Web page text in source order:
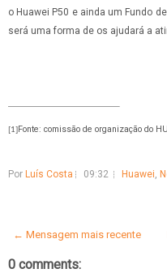
o Huawei P50 e ainda um Fundo
será uma forma de os ajudará a
[1]Fonte: comissão de organização do
Por Luís Costa 09:32 Huawei
← Mensagem mais recente
0 comments: